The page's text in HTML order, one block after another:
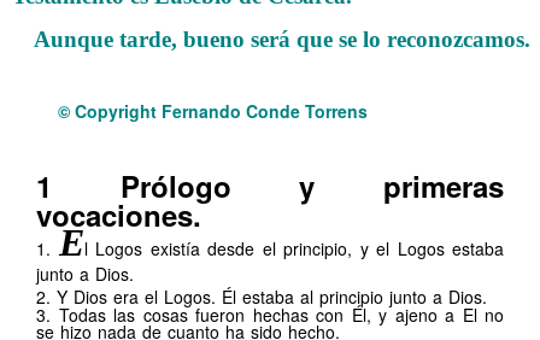
Aunque tarde, bueno será que se lo reconozcamos.
© Copyright Fernando Conde TorrensJuan Original
1 Prólogo y primeras
vocaciones.Juan Original
1. El Logos existía desde el principio, y el Logos estaba
junto a Dios.
2. Y Dios era el Logos. Él estaba al principio junto a Dios.
3. Todas las cosas fueron hechas con Él, y ajeno a El no
se hizo nada de cuanto ha sido hecho.